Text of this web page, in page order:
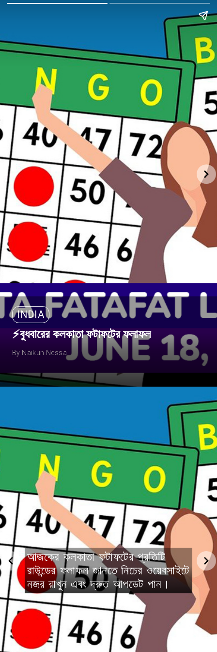
INDIA
⚡বুধবারের কলকাতা ফটাফটের ফলাফল
By Naikun Nessa
আজকের কলকাতা ফটাফটের প্রতিটি
রাউন্ডের ফলাফল জানতে নিচের ওয়েবসাইটে
নজর রাখুন এবং দ্রুত আপডেট পান।